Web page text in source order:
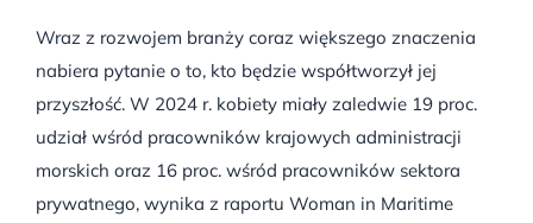
Wraz z rozwojem branży coraz większego znaczenia
nabiera pytanie o to, kto będzie współtworzył jej
przyszłość. W 2024 r. kobiety miały zaledwie 19 proc.
udział wśród pracowników krajowych administracji
morskich oraz 16 proc. wśród pracowników sektora
prywatnego, wynika z raportu Woman in Maritime